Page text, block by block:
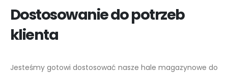
Dostosowanie do potrzeb
klienta
Jesteśmy gotowi dostosować nasze hale magazynowe do